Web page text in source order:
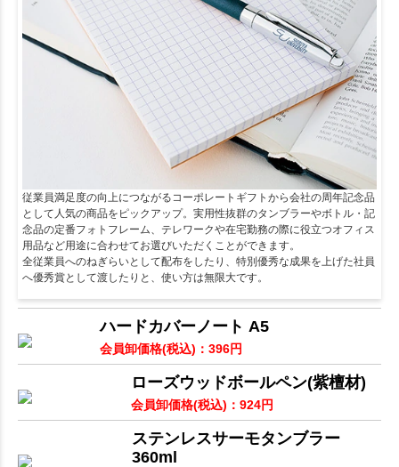
従業員満足度の向上につながるコーポレートギフトから会社の周年記念品
として人気の商品をピックアップ。実用性抜群のタンブラーやボトル・記
念品の定番フォトフレーム、テレワークや在宅勤務の際に役立つオフィス
用品など用途に合わせてお選びいただくことができます。
全従業員へのねぎらいとして配布をしたり、特別優秀な成果を上げた社員
へ優秀賞として渡したりと、使い方は無限大です。
ハードカバーノート A5
会員卸価格(税込) ： 396円
ローズウッドボールペン(紫檀材)
会員卸価格(税込) ： 924円
ステンレスサーモタンブラー
360ml